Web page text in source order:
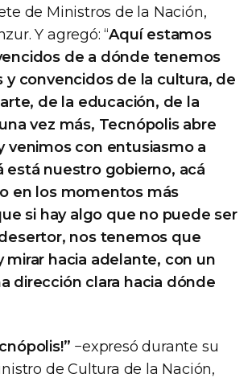
de Ministros de la Nación,
Y agregó: “Aquí estamos
de a dónde tenemos
y convencidos de la cultura, de
de la educación, de la
vez más, Tecnópolis abre
venimos con entusiasmo a
está nuestro gobierno, acá
en los momentos más
si hay algo que no puede ser
nos tenemos que
mirar hacia adelante, con un
dirección clara hacia dónde
−expresó durante su
de Cultura de la Nación,